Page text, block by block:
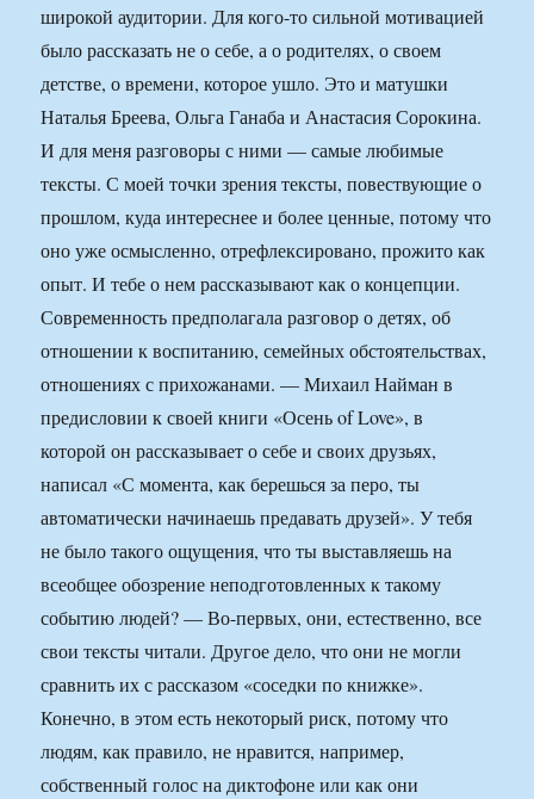
широкой аудитории. Для кого-то сильной мотивацией
было рассказать не о себе, а о родителях, о своем
детстве, о времени, которое ушло. Это и матушки
Наталья Бреева, Ольга Ганаба и Анастасия Сорокина.
И для меня разговоры с ними — самые любимые
тексты. С моей точки зрения тексты, повествующие о
прошлом, куда интереснее и более ценные, потому что
оно уже осмысленно, отрефлексировано, прожито как
опыт. И тебе о нем рассказывают как о концепции.
Современность предполагала разговор о детях, об
отношении к воспитанию, семейных обстоятельствах,
отношениях с прихожанами. — Михаил Найман в
предисловии к своей книги «Осень of Love», в
которой он рассказывает о себе и своих друзьях,
написал «С момента, как берешься за перо, ты
автоматически начинаешь предавать друзей». У тебя
не было такого ощущения, что ты выставляешь на
всеобщее обозрение неподготовленных к такому
событию людей? — Во-первых, они, естественно, все
свои тексты читали. Другое дело, что они не могли
сравнить их с рассказом «соседки по книжке».
Конечно, в этом есть некоторый риск, потому что
людям, как правило, не нравится, например,
собственный голос на диктофоне или как они